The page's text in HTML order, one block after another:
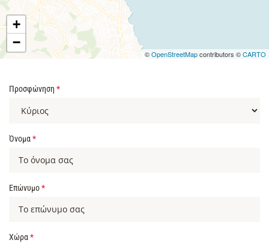
+
−
©OpenStreetMapcontributors ©CARTO
Προσφώνηση *
Όνομα*
Επώνυμο*
Χώρα*